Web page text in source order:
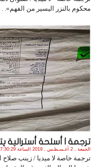
محكوم بالنزر اليسير من الفهم». . .
ترجمة | أسلحة أسترالية
الجمعة , 2 أغـسـطـس , 2019 الساعة 7:30:29 PM
ترجمة خاصة لا ميديا / زينب